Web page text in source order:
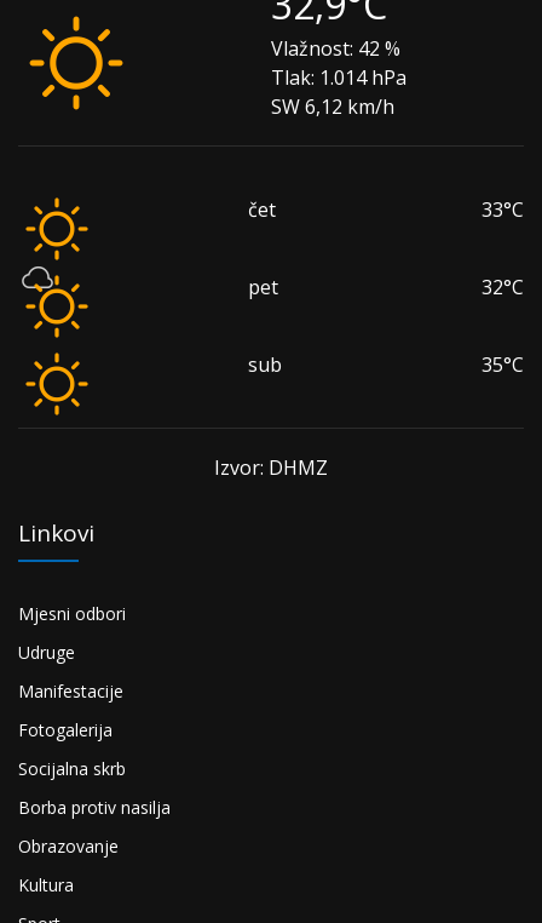
Vlažnost: 42 %
Tlak: 1.014 hPa
SW 6,12 km/h
čet 33°C
pet 32°C
sub 35°C
Izvor: DHMZ
Linkovi
Mjesni odbori
Udruge
Manifestacije
Fotogalerija
Socijalna skrb
Borba protiv nasilja
Obrazovanje
Kultura